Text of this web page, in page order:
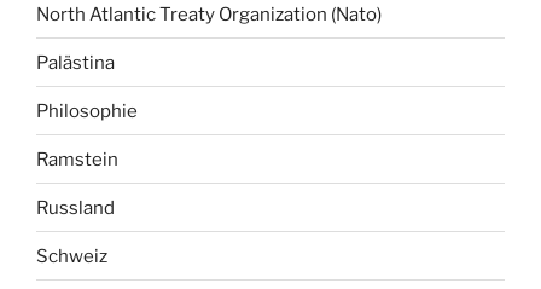
North Atlantic Treaty Organization (Nato)
Palästina
Philosophie
Ramstein
Russland
Schweiz